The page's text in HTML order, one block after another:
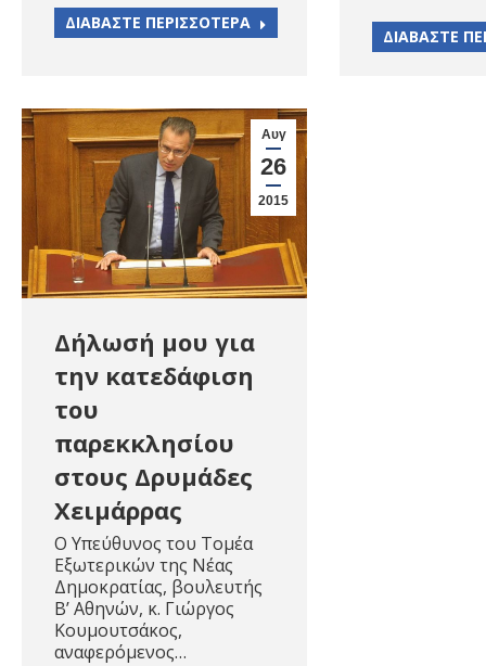
ΔΙΑΒΑΣΤΕ ΠΕΡΙΣΣΟΤΕΡΑ
ΔΙΑΒΑΣΤΕ
Αυγ
26
2015
Δήλωσή μου για
την κατεδάφιση
του
παρεκκλησίου
στους Δρυμάδες
Χειμάρρας
Ο Υπεύθυνος του Τομέα
Εξωτερικών της Νέας
Δημοκρατίας, βουλευτής
Β’ Αθηνών, κ. Γιώργος
Κουμουτσάκος,
αναφερόμενος…